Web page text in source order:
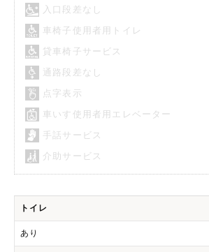
入口段差なし
車椅子使用者用トイレ
貸車椅子サービス
通路段差なし
点字表示
車いす使用者用エレベーター
手話サービス
介助サービス
トイレ
あり